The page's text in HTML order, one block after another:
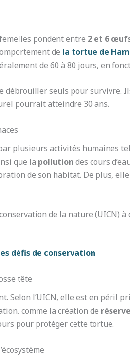
pondent entre 2 et 6
de la tortue de
de 60 à 80 jours, en
débrouiller seuls pour
pourrait atteindre 30 ans.
plusieurs activités humaines
que la pollution des cours
de son habitat. De plus,
de la nature (UICN)
défis de conservation
tête
Selon l’UICN, elle est en péril
comme la création de
pour protéger cette tortue.